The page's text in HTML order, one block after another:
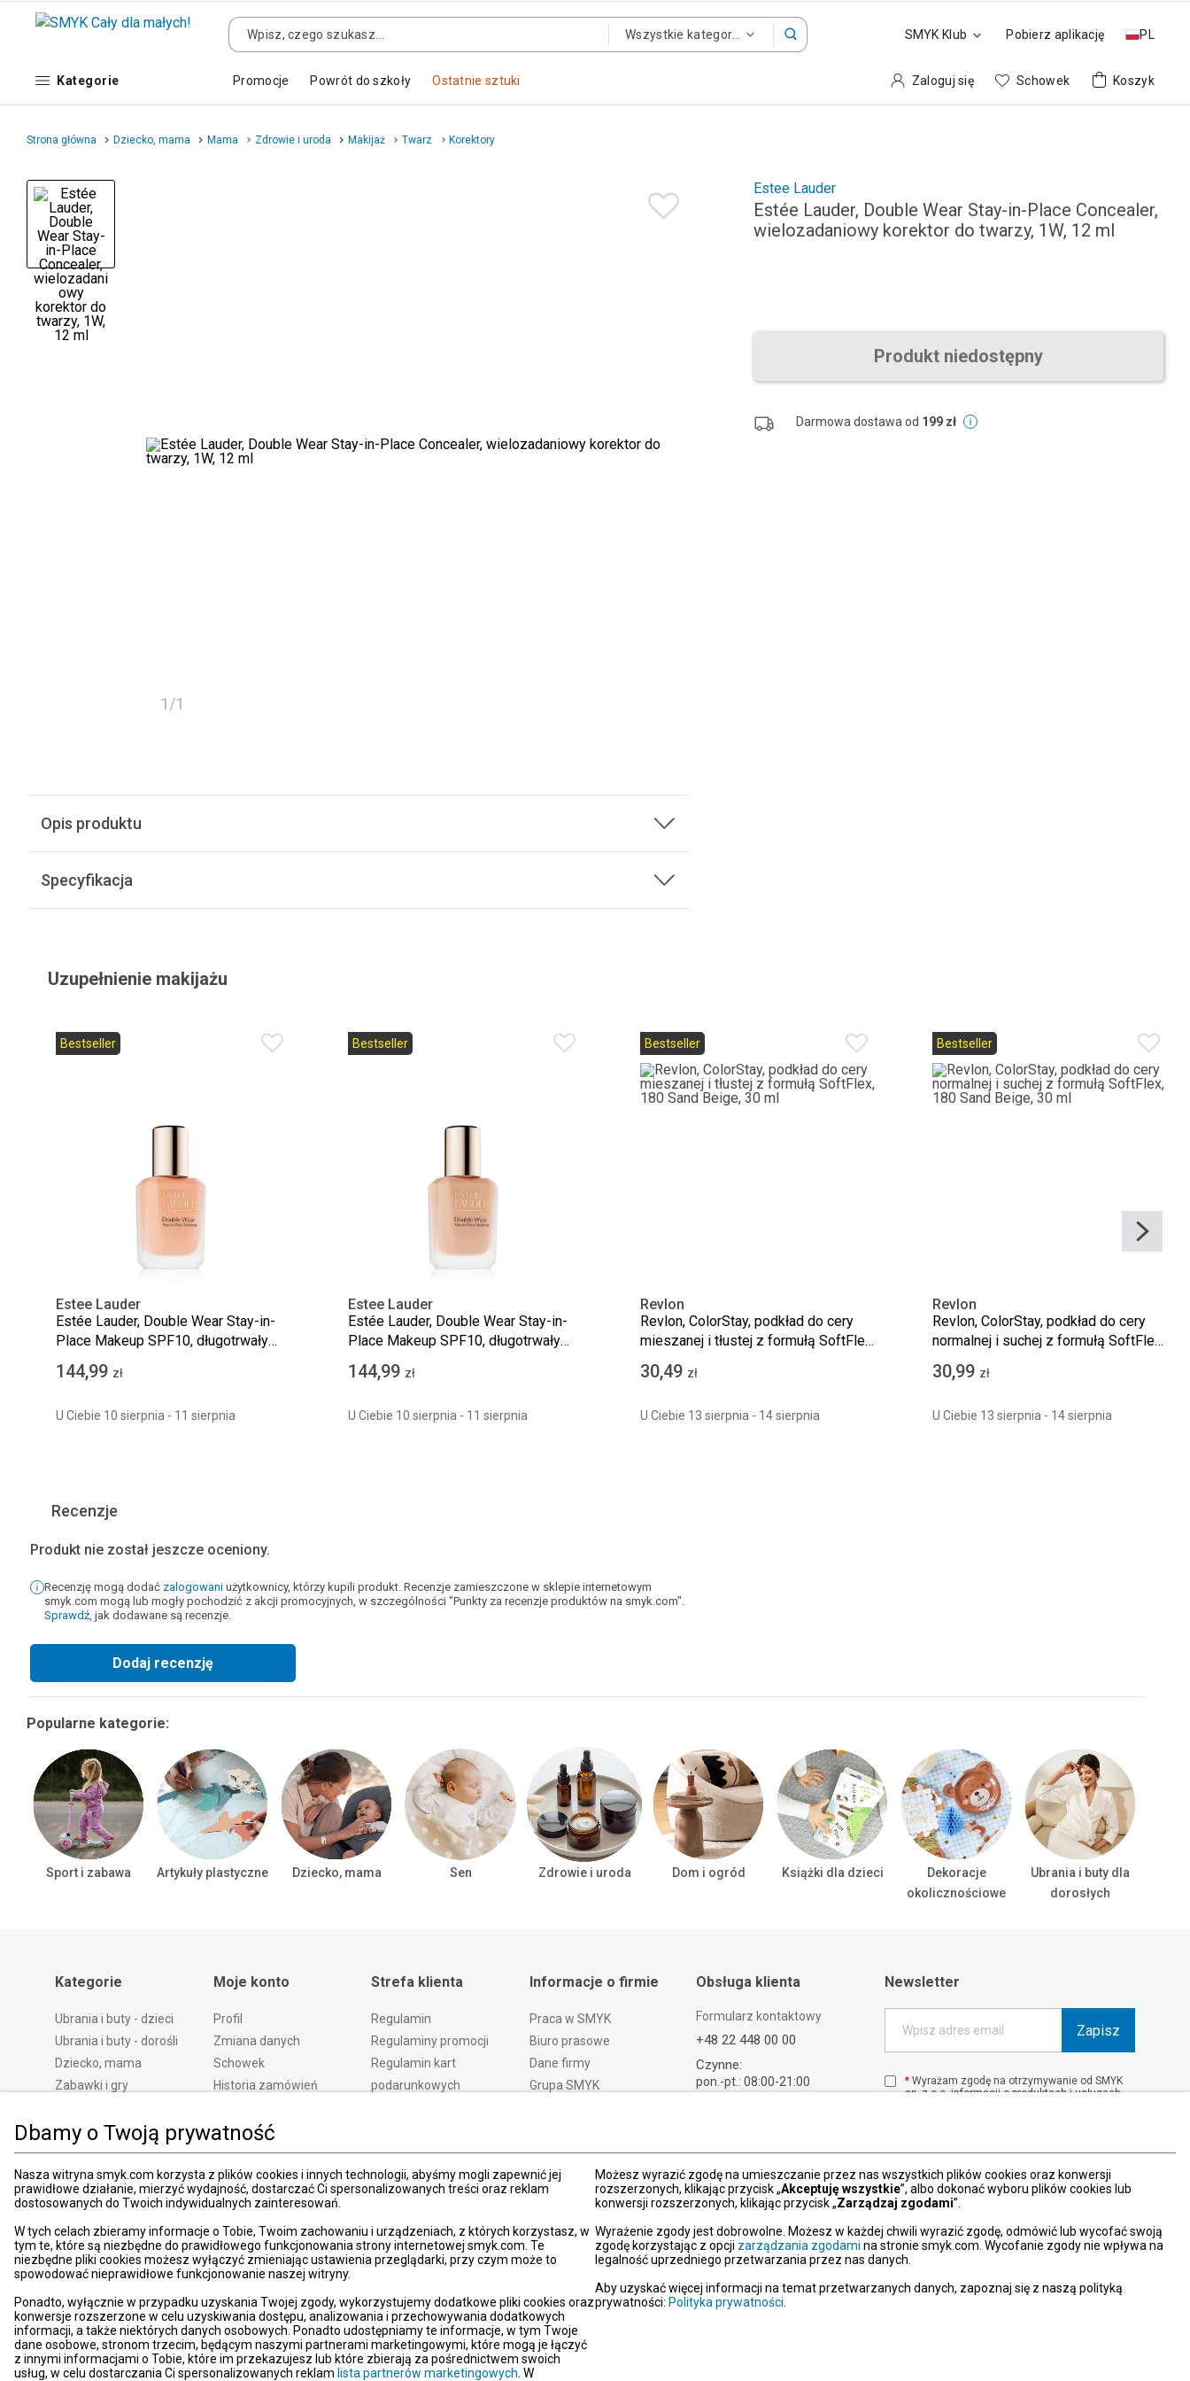
SMYK Klub Pobierz aplikację PL
Kategorie Promocje Powrót do szkoły Ostatnie sztuki
Dbamy o Twoją prywatność
Nasza witryna smyk.com korzysta z plików cookies i innych technologii, abyśmy mogli zapewnić jej
prawidłowe działanie, mierzyć wydajność, dostarczać Ci spersonalizowanych treści oraz reklam
dostosowanych do Twoich indywidualnych zainteresowań.
W tych celach zbieramy informacje o Tobie, Twoim zachowaniu i urządzeniach, z których korzystasz, w
tym te, które są niezbędne do prawidłowego funkcjonowania strony internetowej smyk.com. Te
niezbędne pliki cookies możesz wyłączyć zmieniając ustawienia przeglądarki, przy czym może to
spowodować nieprawidłowe funkcjonowanie naszej witryny.
Ponadto, wyłącznie w przypadku uzyskania Twojej zgody, wykorzystujemy dodatkowe pliki cookies oraz
konwersje rozszerzone w celu uzyskiwania dostępu, analizowania i przechowywania dodatkowych
informacji, a także niektórych danych osobowych. Ponadto udostępniamy te informacje, w tym Twoje
dane osobowe, stronom trzecim, będącym naszymi partnerami marketingowymi, które mogą je łączyć
z innymi informacjami o Tobie, które im przekazujesz lub które zbierają za pośrednictwem swoich
usług, w celu dostarczania Ci spersonalizowanych reklam lista partnerów marketingowych . W
Możesz wyrazić zgodę na umieszczanie przez nas wszystkich plików cookies oraz konwersji
rozszerzonych, klikając przycisk „Akceptuję wszystkie”, albo dokonać wyboru plików cookies lub
konwersji rozszerzonych, klikając przycisk „Zarządzaj zgodami”.
Wyrażenie zgody jest dobrowolne. Możesz w każdej chwili wyrazić zgodę, odmówić lub wycofać swoją
zgodę korzystając z opcji zarządzania zgodami na stronie smyk.com. Wycofanie zgody nie wpływa na
legalność uprzedniego przetwarzania przez nas danych.
Aby uzyskać więcej informacji na temat przetwarzanych danych, zapoznaj się z naszą polityką
prywatności: Polityka prywatności
Zaloguj się Schowek Koszyk
Strona główna Dziecko, mama Mama Zdrowie i uroda Makijaż Twarz Korektory
1/1
Opis produktu
Specyfikacja
Estee Lauder
Estée Lauder, Double Wear Stay-in-Place Concealer,
wielozadaniowy korektor do twarzy, 1W, 12 ml
Produkt niedostępny
Darmowa dostawa od 199 zł
Uzupełnienie makijażu
Bestseller
Estee Lauder
Estée Lauder, Double Wear Stay-in-
Place Makeup SPF10, długotrwały
podkład matujący, 2N1 Desert Beige,
30 ml
144,99 zł
U Ciebie 10 sierpnia - 11 sierpnia
Bestseller
Estee Lauder
Estée Lauder, Double Wear Stay-in-
Place Makeup SPF10, długotrwały
podkład matujący, 1N2 Ecru, 30 ml
144,99 zł
U Ciebie 10 sierpnia - 11 sierpnia
Bestseller
Revlon
Revlon, ColorStay, podkład do cery
mieszanej i tłustej z formułą SoftFlex,
180 Sand Beige, 30 ml
30,49 zł
U Ciebie 13 sierpnia - 14 sierpnia
Bestseller
Revlon
Revlon, ColorStay, podkład do cery
normalnej i suchej z formułą SoftFlex,
180 Sand Beige, 30 ml
30,99 zł
U Ciebie 13 sierpnia - 14 sierpnia
Recenzje
Produkt nie został jeszcze oceniony.
Recenzję mogą dodać zalogowani użytkownicy, którzy kupili produkt. Recenzje zamieszczone w sklepie internetowym
smyk.com mogą lub mogły pochodzić z akcji promocyjnych, w szczególności "Punkty za recenzje produktów na smyk.com".
Sprawdź, jak dodawane są recenzje.
Dodaj recenzję
Popularne kategorie:
Sport i zabawa Artykuły plastyczne Dziecko, mama Sen Zdrowie i uroda Dom i ogród Książki dla dzieci
Dekoracje
okolicznościowe
Ubrania i buty dla
dorosłych
Kategorie
Ubrania i buty - dzieci
Ubrania i buty - dorośli
Dziecko, mama
Zabawki i gry
Zdrowie i uroda
Dom i ogród
Promocje
Porady
Moje konto
Profil
Zmiana danych
Schowek
Historia zamówień
Polityka prywatności
Ustawienia prywatności
Śledzenie zamówień
Strefa klienta
Regulamin
Regulaminy promocji
Regulamin kart
podarunkowych
Reklamacje
Metody płatności
PayPo
Karty podarunkowe
Znajdź sklep SMYK
Newsletter
Komunikaty
Deklaracje zgodności
Pomoc
Informacje o firmie
Praca w SMYK
Biuro prasowe
Dane firmy
Grupa SMYK
Akt o usługach cyfrowych
Deklaracja dostępności
Obsługa klienta
Formularz kontaktowy
+48 22 448 00 00
Czynne:
pon.-pt.: 08:00-21:00
Newsletter
Wpisz adres email Zapisz
* Wyrażam zgodę na otrzymywanie od SMYK
sp. z o.o. informacji o produktach i usługach
W każdej chwili możesz z łatwością cofnąć
więcej